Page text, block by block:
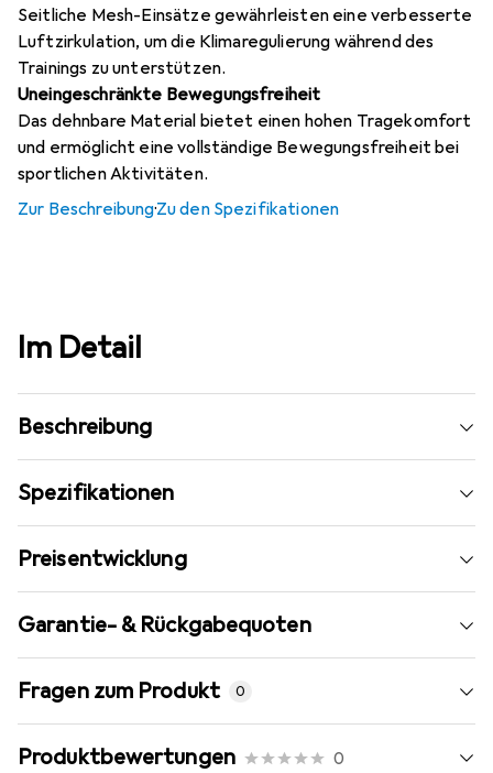
Seitliche Mesh-Einsätze gewährleisten eine verbesserte
Luftzirkulation, um die Klimaregulierung während des
Trainings zu unterstützen.
Uneingeschränkte Bewegungsfreiheit
Das dehnbare Material bietet einen hohen Tragekomfort
und ermöglicht eine vollständige Bewegungsfreiheit bei
sportlichen Aktivitäten.
Zur Beschreibung·Zu den Spezifikationen
Im Detail
Beschreibung
Spezifikationen
Preisentwicklung
Garantie- & Rückgabequoten
Fragen zum Produkt 0
Produktbewertungen 0